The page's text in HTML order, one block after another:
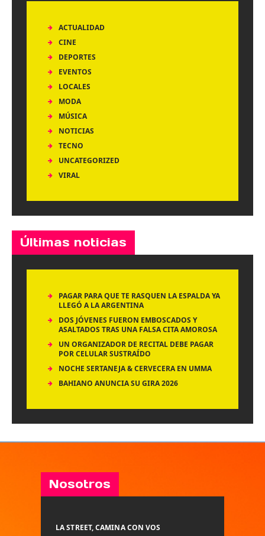
ACTUALIDAD
CINE
DEPORTES
EVENTOS
LOCALES
MODA
MÚSICA
NOTICIAS
TECNO
UNCATEGORIZED
VIRAL
Últimas noticias
PAGAR PARA QUE TE RASQUEN LA ESPALDA YA
LLEGÓ A LA ARGENTINA
DOS JÓVENES FUERON EMBOSCADOS Y
ASALTADOS TRAS UNA FALSA CITA AMOROSA
UN ORGANIZADOR DE RECITAL DEBE PAGAR
POR CELULAR SUSTRAÍDO
NOCHE SERTANEJA & CERVECERA EN UMMA
BAHIANO ANUNCIA SU GIRA 2026
Nosotros
LA STREET, CAMINA CON VOS